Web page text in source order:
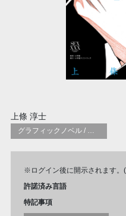
上條 淳士
グラフィックノベル / コミックブック / 漫画：スタイル / 伝統
※ログイン後に開示されます。
許諾済み言語
特記事項